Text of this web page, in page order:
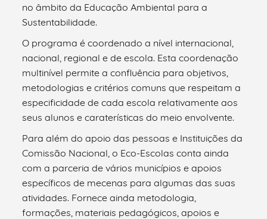
no âmbito da Educação Ambiental para a
Sustentabilidade.
O programa é coordenado a nível internacional,
nacional, regional e de escola. Esta coordenação
multinível permite a confluência para objetivos,
metodologias e critérios comuns que respeitam a
especificidade de cada escola relativamente aos
seus alunos e caraterísticas do meio envolvente.
Para além do apoio das pessoas e Instituições da
Comissão Nacional, o Eco-Escolas conta ainda
com a parceria de vários municípios e apoios
específicos de mecenas para algumas das suas
atividades. Fornece ainda metodologia,
formações, materiais pedagógicos, apoios e